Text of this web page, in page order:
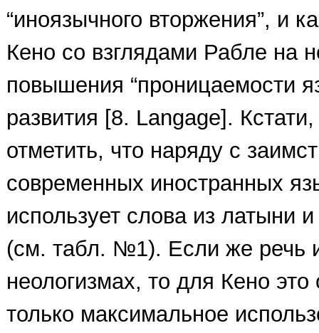
“иноязычного вторжения”, и
Кено со взглядами Рабле на
повышения “проницаемости
развития [8. Langage].
отметить, что наряду с
современных иностранных
использует слова из латыни и
(см. табл. №1). Если же речь
неологизмах, то для Кено это
только максимальное